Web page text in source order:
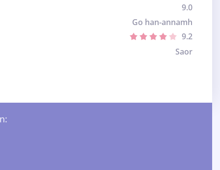
9.0
Go han-annamh
9.2
Saor